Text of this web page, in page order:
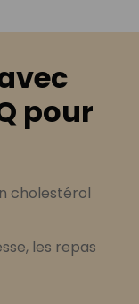
pour
cholestérol
les repas